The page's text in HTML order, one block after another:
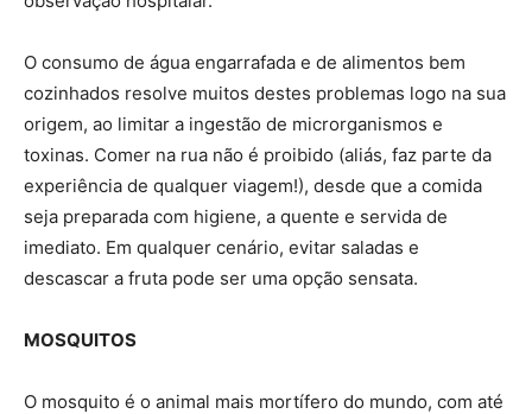
O consumo de água engarrafada e de alimentos bem
cozinhados resolve muitos destes problemas logo na sua
origem, ao limitar a ingestão de microrganismos e
toxinas. Comer na rua não é proibido (aliás, faz parte da
experiência de qualquer viagem!), desde que a comida
seja preparada com higiene, a quente e servida de
imediato. Em qualquer cenário, evitar saladas e
descascar a fruta pode ser uma opção sensata.
MOSQUITOS
O mosquito é o animal mais mortífero do mundo, com até